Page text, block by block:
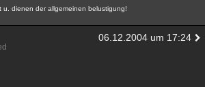
u. dienen der allgemeinen belustigung!
06.12.2004 um 17:24